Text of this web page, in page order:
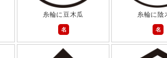
糸輪に豆木瓜
名
糸輪に陰
名